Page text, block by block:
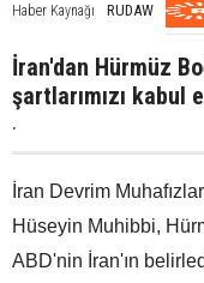
Haber Kaynağı RUDAW
İran'dan Hürmüz
şartlarımızı kabul
.
İran Devrim
Hüseyin Muhibbi,
ABD'nin İran'ın